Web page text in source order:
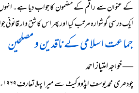
کے عنوان سے راقم کے مضمون کا جواب دیا ہے۔
ایک درسی گوشوارہ مرتب کیا اور پھر اس کا شق وار
جماعت اسلامی کے ناقدین و مصلحین
― خواجہ امتیاز احمد